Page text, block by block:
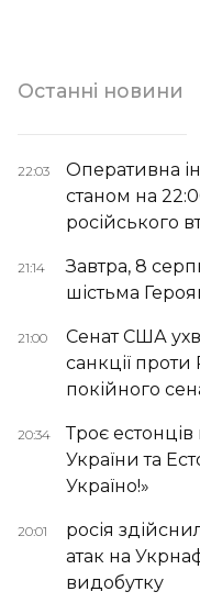
Останні новини
22:03
Оперативна
станом на
російського
21:14
Завтра, 8
шістьма
21:00
Сенат США
санкції проти
покійного
20:34
Троє
України та
Україно!»
20:01
росія
атак на
видобутку